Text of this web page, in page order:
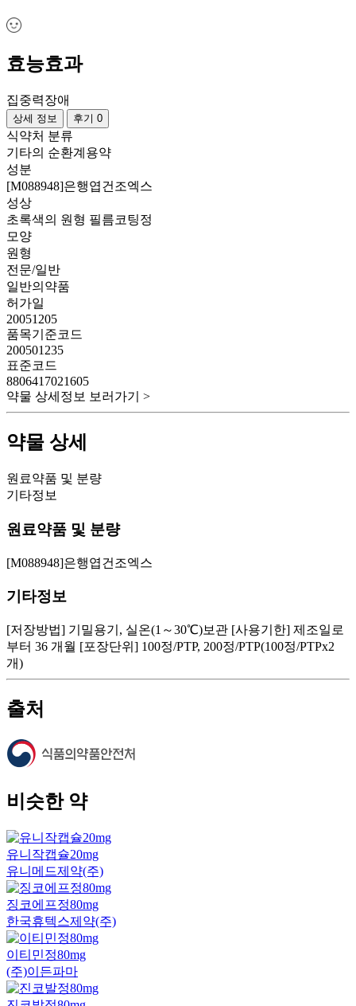
효능효과
집중력장애
상세 정보 후기 0
식약처 분류
기타의 순환계용약
성분
[M088948]은행엽건조엑스
성상
초록색의 원형 필름코팅정
모양
원형
전문/일반
일반의약품
허가일
20051205
품목기준코드
200501235
표준코드
8806417021605
약물 상세정보 보러가기 >
약물 상세
원료약품 및 분량
기타정보
원료약품 및 분량
[M088948]은행엽건조엑스
기타정보
[저장방법] 기밀용기, 실온(1～30℃)보관 [사용기한] 제조일로
부터 36 개월 [포장단위] 100정/PTP, 200정/PTP(100정/PTPx2
개)
출처
비슷한 약
유니작캡슐20mg
유니메드제약(주)
징코에프정80mg
한국휴텍스제약(주)
이티민정80mg
(주)이든파마